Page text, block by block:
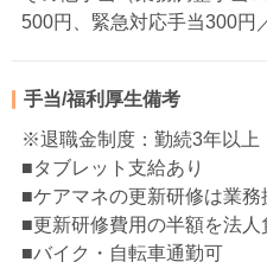
500円、緊急対応手当300円
手当/福利厚生備考
※退職金制度：勤続3年以上
■タブレット支給あり
■ケアマネの更新研修は業
■更新研修費用の半額を法人
■バイク・自転車通勤可